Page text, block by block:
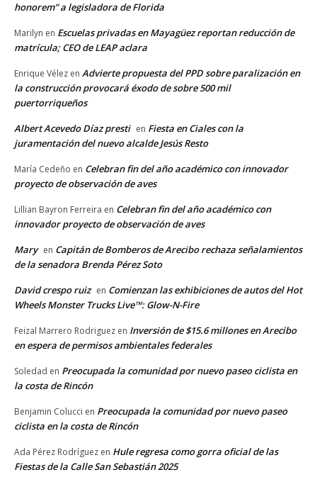
honorem” a legisladora de Florida
Marilyn en Escuelas privadas en Mayagüez reportan reducción de
matrícula; CEO de LEAP aclara
Enrique Vélez en Advierte propuesta del PPD sobre paralización en
la construcción provocará éxodo de sobre 500 mil
puertorriqueños
Albert Acevedo Díaz presti en Fiesta en Ciales con la
juramentación del nuevo alcalde Jesús Resto
María Cedeño en Celebran fin del año académico con innovador
proyecto de observación de aves
Lillian Bayron Ferreira en Celebran fin del año académico con
innovador proyecto de observación de aves
Mary en Capitán de Bomberos de Arecibo rechaza señalamientos
de la senadora Brenda Pérez Soto
David crespo ruiz en Comienzan las exhibiciones de autos del Hot
Wheels Monster Trucks Live™: Glow-N-Fire
Feizal Marrero Rodriguez en Inversión de $15.6 millones en Arecibo
en espera de permisos ambientales federales
Soledad en Preocupada la comunidad por nuevo paseo ciclista en
la costa de Rincón
Benjamin Colucci en Preocupada la comunidad por nuevo paseo
ciclista en la costa de Rincón
Ada Pérez Rodríguez en Hule regresa como gorra oficial de las
Fiestas de la Calle San Sebastián 2025